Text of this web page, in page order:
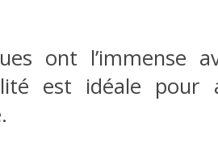
ont l’immense
est idéale pour